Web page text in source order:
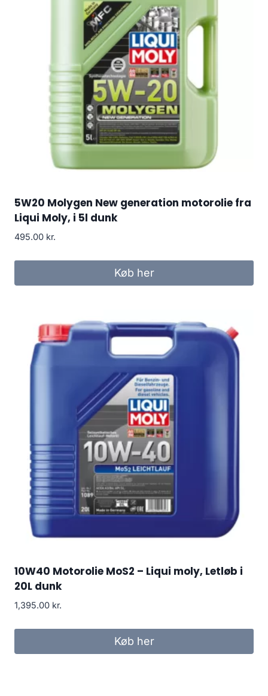
5W20 Molygen New generation motorolie fra
Liqui Moly, i 5l dunk
495.00 kr.
Køb her
10W40 Motorolie MoS2 – Liqui moly, Letløb i
20L dunk
1,395.00 kr.
Køb her